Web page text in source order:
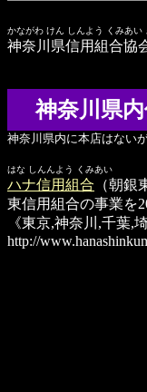
かながわ けん しんよう くみあい
神奈川県信用組合協
神奈川県内
神奈川県内に本店はない
はな しんんよう くみあい
ハナ信用組合 （朝
東信用組合の事業を
《東京,神奈川,千葉,
http://